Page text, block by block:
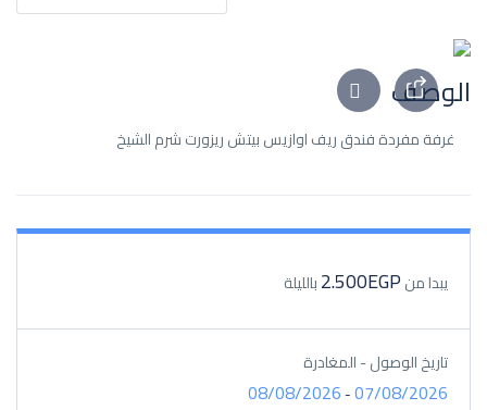
الوصف
غرفة مفردة فندق ريف اوازيس بيتش ريزورت شرم الشيخ
يبدا من2.500EGPبالليلة
تاريخ الوصول - المغادرة
07/08/2026
-
08/08/2026